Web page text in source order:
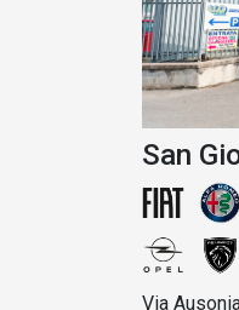
San
Via